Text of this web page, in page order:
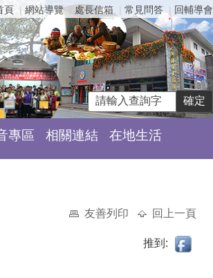
頁 網站導覽 處長信箱 常見問答 回輔導會
專區 相關連結 在地生活
友善列印 回上一頁
推到: